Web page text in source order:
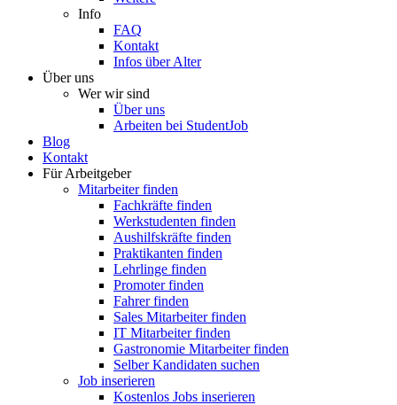
Info
FAQ
Kontakt
Infos über Alter
Über uns
Wer wir sind
Über uns
Arbeiten bei StudentJob
Blog
Kontakt
Für Arbeitgeber
Mitarbeiter finden
Fachkräfte finden
Werkstudenten finden
Aushilfskräfte finden
Praktikanten finden
Lehrlinge finden
Promoter finden
Fahrer finden
Sales Mitarbeiter finden
IT Mitarbeiter finden
Gastronomie Mitarbeiter finden
Selber Kandidaten suchen
Job inserieren
Kostenlos Jobs inserieren